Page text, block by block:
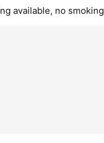
available, no smoking